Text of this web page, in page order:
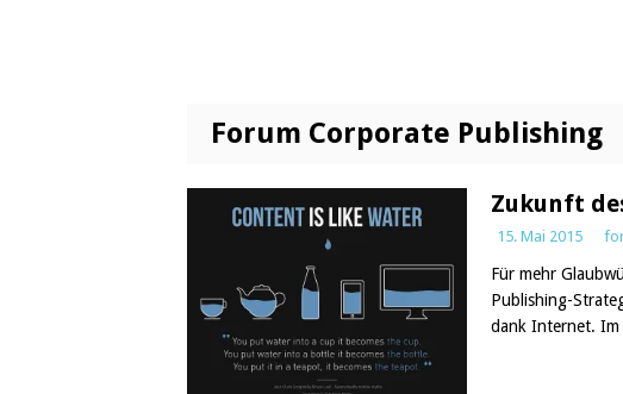
Forum Corporate Publishing
Zukunft
15. Mai 2015
Für mehr
Publishing-
dank Internet. Im